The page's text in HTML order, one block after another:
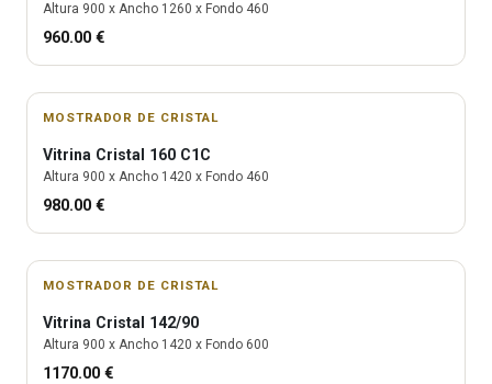
Altura 900 x Ancho 1260 x Fondo 460
960.00 €
MOSTRADOR DE CRISTAL
Vitrina Cristal 160 C1C
Altura 900 x Ancho 1420 x Fondo 460
980.00 €
MOSTRADOR DE CRISTAL
Vitrina Cristal 142/90
Altura 900 x Ancho 1420 x Fondo 600
1170.00 €